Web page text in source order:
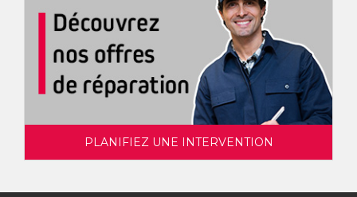
PLANIFIEZ UNE INTERVENTION